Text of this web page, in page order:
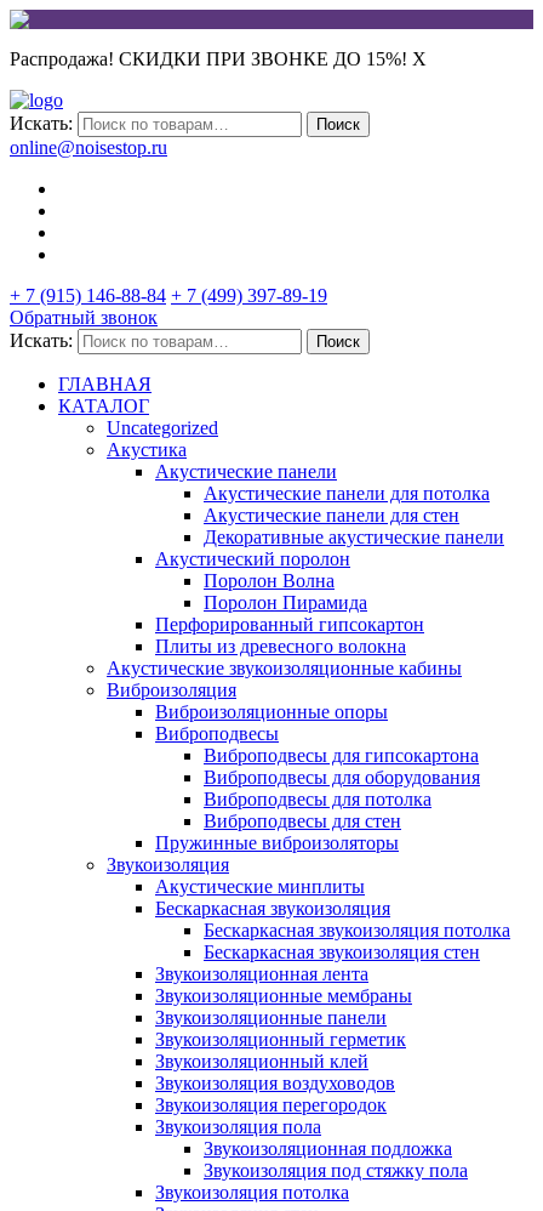
Распродажа! СКИДКИ ПРИ ЗВОНКЕ ДО 15%! X
Искать: Поиск
online@noisestop.ru
+ 7 (915) 146-88-84 + 7 (499) 397-89-19
Обратный звонок
Искать:
Поиск
ГЛАВНАЯ
КАТАЛОГ
Uncategorized
Акустика
Акустические панели
Акустические панели для потолка
Акустические панели для стен
Декоративные акустические панели
Акустический поролон
Поролон Волна
Поролон Пирамида
Перфорированный гипсокартон
Плиты из древесного волокна
Акустические звукоизоляционные кабины
Виброизоляция
Виброизоляционные опоры
Виброподвесы
Виброподвесы для гипсокартона
Виброподвесы для оборудования
Виброподвесы для потолка
Виброподвесы для стен
Пружинные виброизоляторы
Звукоизоляция
Акустические минплиты
Бескаркасная звукоизоляция
Бескаркасная звукоизоляция потолка
Бескаркасная звукоизоляция стен
Звукоизоляционная лента
Звукоизоляционные мембраны
Звукоизоляционные панели
Звукоизоляционный герметик
Звукоизоляционный клей
Звукоизоляция воздуховодов
Звукоизоляция перегородок
Звукоизоляция пола
Звукоизоляционная подложка
Звукоизоляция под стяжку пола
Звукоизоляция потолка